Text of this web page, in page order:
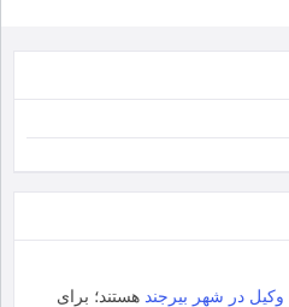
وکیل در شهر بیرجند هستند؛ برای